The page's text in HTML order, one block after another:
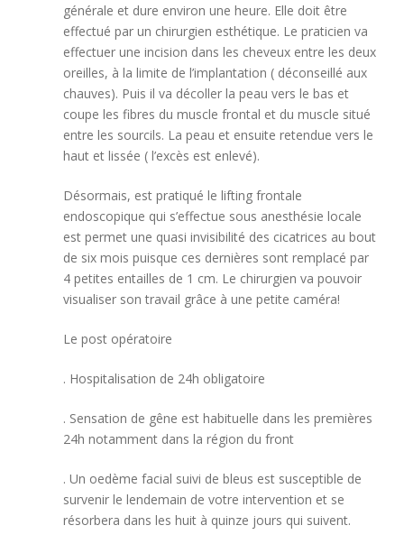
générale et dure environ une heure. Elle doit être
effectué par un chirurgien esthétique. Le praticien va
effectuer une incision dans les cheveux entre les deux
oreilles, à la limite de l’implantation ( déconseillé aux
chauves). Puis il va décoller la peau vers le bas et
coupe les fibres du muscle frontal et du muscle situé
entre les sourcils. La peau et ensuite retendue vers le
haut et lissée ( l’excès est enlevé).
Désormais, est pratiqué le lifting frontale
endoscopique qui s’effectue sous anesthésie locale
est permet une quasi invisibilité des cicatrices au bout
de six mois puisque ces dernières sont remplacé par
4 petites entailles de 1 cm. Le chirurgien va pouvoir
visualiser son travail grâce à une petite caméra!
Le post opératoire
. Hospitalisation de 24h obligatoire
. Sensation de gêne est habituelle dans les premières
24h notamment dans la région du front
. Un oedème facial suivi de bleus est susceptible de
survenir le lendemain de votre intervention et se
résorbera dans les huit à quinze jours qui suivent.